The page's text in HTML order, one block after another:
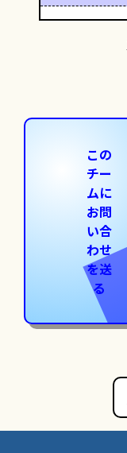
この
チー
ムに
お問
い合
わせ
を送
る